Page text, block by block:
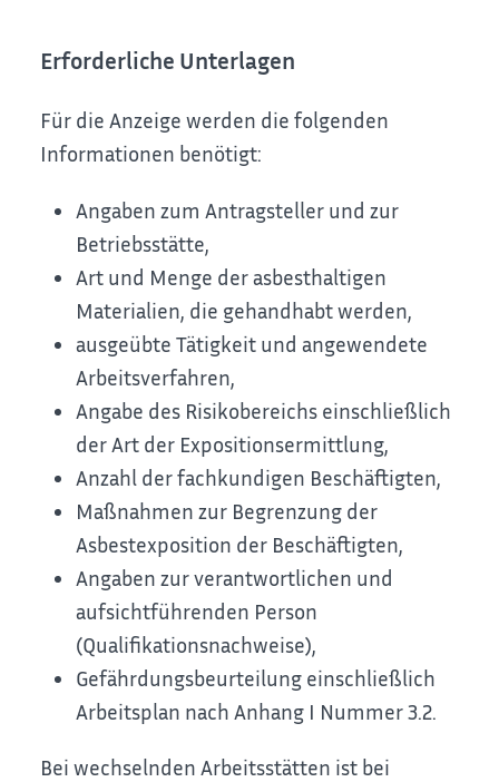
Erforderliche Unterlagen
Für die Anzeige werden die folgenden
Informationen benötigt:
Angaben zum Antragsteller und zur
Betriebsstätte,
Art und Menge der asbesthaltigen
Materialien, die gehandhabt werden,
ausgeübte Tätigkeit und angewendete
Arbeitsverfahren,
Angabe des Risikobereichs einschließlich
der Art der Expositionsermittlung,
Anzahl der fachkundigen Beschäftigten,
Maßnahmen zur Begrenzung der
Asbestexposition der Beschäftigten,
Angaben zur verantwortlichen und
aufsichtführenden Person
(Qualifikationsnachweise),
Gefährdungsbeurteilung einschließlich
Arbeitsplan nach Anhang I Nummer 3.2.
Bei wechselnden Arbeitsstätten ist bei